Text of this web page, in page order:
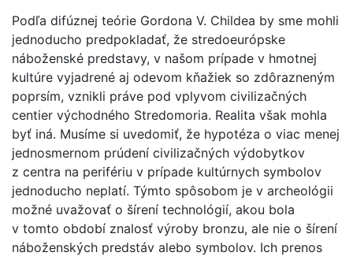
Podľa difúznej teórie Gordona V. Childea by sme mohli
jednoducho predpokladať, že stredoeurópske
náboženské predstavy, v našom prípade v hmotnej
kultúre vyjadrené aj odevom kňažiek so zdôrazneným
poprsím, vznikli práve pod vplyvom civilizačných
centier východného Stredomoria. Realita však mohla
byť iná. Musíme si uvedomiť, že hypotéza o viac menej
jednosmernom prúdení civilizačných výdobytkov
z centra na perifériu v prípade kultúrnych symbolov
jednoducho neplatí. Týmto spôsobom je v archeológii
možné uvažovať o šírení technológií, akou bola
v tomto období znalosť výroby bronzu, ale nie o šírení
náboženských predstáv alebo symbolov. Ich prenos